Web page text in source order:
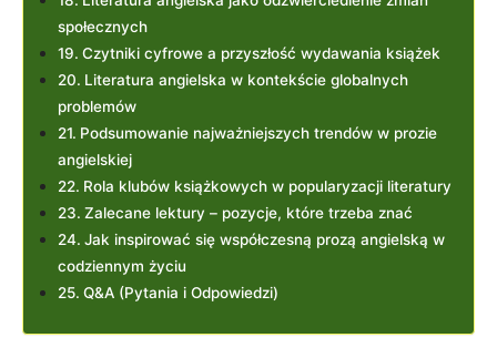
społecznych
Czytniki cyfrowe a przyszłość wydawania książek
Literatura angielska w kontekście globalnych
problemów
Podsumowanie najważniejszych trendów w prozie
angielskiej
Rola klubów książkowych w popularyzacji literatury
Zalecane lektury – pozycje, które trzeba znać
Jak inspirować się współczesną prozą angielską w
codziennym życiu
Q&A (Pytania i Odpowiedzi)